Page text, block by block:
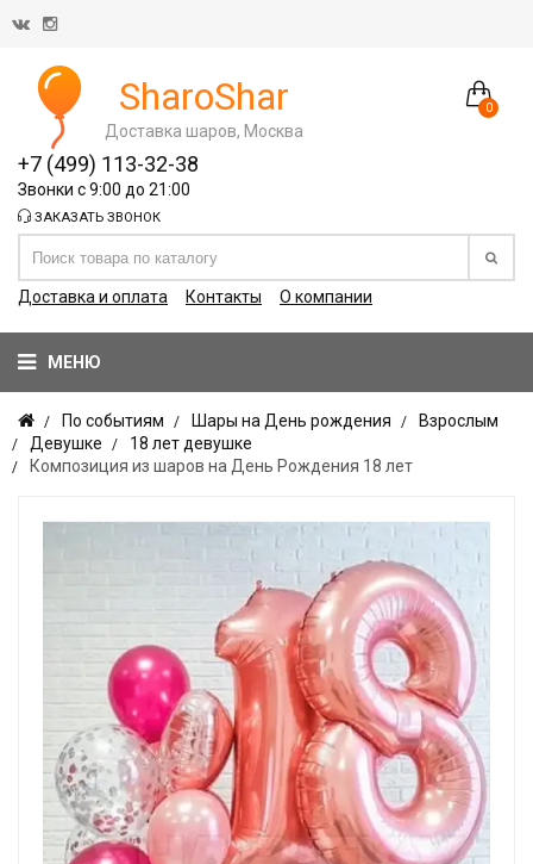
0
SharoShar
Доставка шаров, Москва
+7 (499) 113-32-38
Звонки с 9:00 до 21:00
ЗАКАЗАТЬ ЗВОНОК
Доставка и оплата Контакты О компании
МЕНЮ
По событиям Шары на День рождения
Взрослым
Девушке
18 лет девушке
Композиция из шаров на День Рождения 18 лет